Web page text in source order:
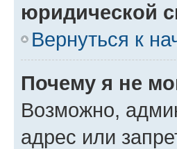
юридической
Вернуться к
Почему я не
Возможно,
адрес или